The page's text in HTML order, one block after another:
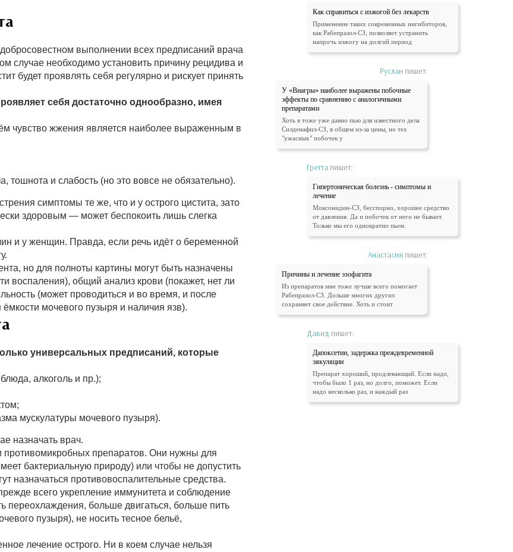
выполнении всех предписаний врача
случае необходимо установить причину рецидива и
будет проявлять себя регулярно и рискует принять
себя достаточно однообразно, имея
чувство жжения является наиболее выраженным в
и слабость (но это вовсе не обязательно).
симптомы те же, что и у острого цистита, зато
здоровым — может беспокоить лишь слегка
и у женщин. Правда, если речь идёт о беременной
но для полноты картины могут быть назначены
воспаления), общий анализ крови (покажет, нет ли
(может проводиться и во время, и после
мочевого пузыря и наличия язв).
универсальных предписаний, которые
алкоголь и пр.);
мускулатуры мочевого пузыря).
назначать врач.
противомикробных препаратов. Они нужны для
бактериальную природу) или чтобы не допустить
назначаться противовоспалительные средства.
всего укрепление иммунитета и соблюдение
переохлаждения, больше двигаться, больше пить
пузыря), не носить тесное бельё,
лечение острого. Ни в коем случае нельзя
Как справиться с изжогой без лекарств
Применение таких современных ингибиторов,
как Рабепразол-СЗ, позволяет устранить
напрочь изжогу на долгий период
Руслан пишет:
У «Виагры» наиболее выражены побочные
эффекты по сравнению с аналогичными
препаратами
Хоть я тоже уже давно пью для известного дела
Силденафил-СЗ, в общем из-за цены, но тех
"ужасных" побочек у
Гретта пишет:
Гипертоническая болезнь - симптомы и
лечение
Моксонидин-СЗ, бесспорно, хорошее средство
от давления. Да и побочек от него не бывает.
Только мы его однократно пьем.
Анастасия пишет:
Причины и лечение эзофагита
Из препаратов мне тоже лучше всего помогает
Рабепразол-СЗ. Дольше многих других
сохраняет свое действие. Хоть и стоит
Давид пишет:
Дапоксетин, задержка преждевременной
эякуляции
Препарат хороший, продлевающий. Если надо,
чтобы было 1 раз, но долго, поможет. Если
надо несколько раз, и каждый раз